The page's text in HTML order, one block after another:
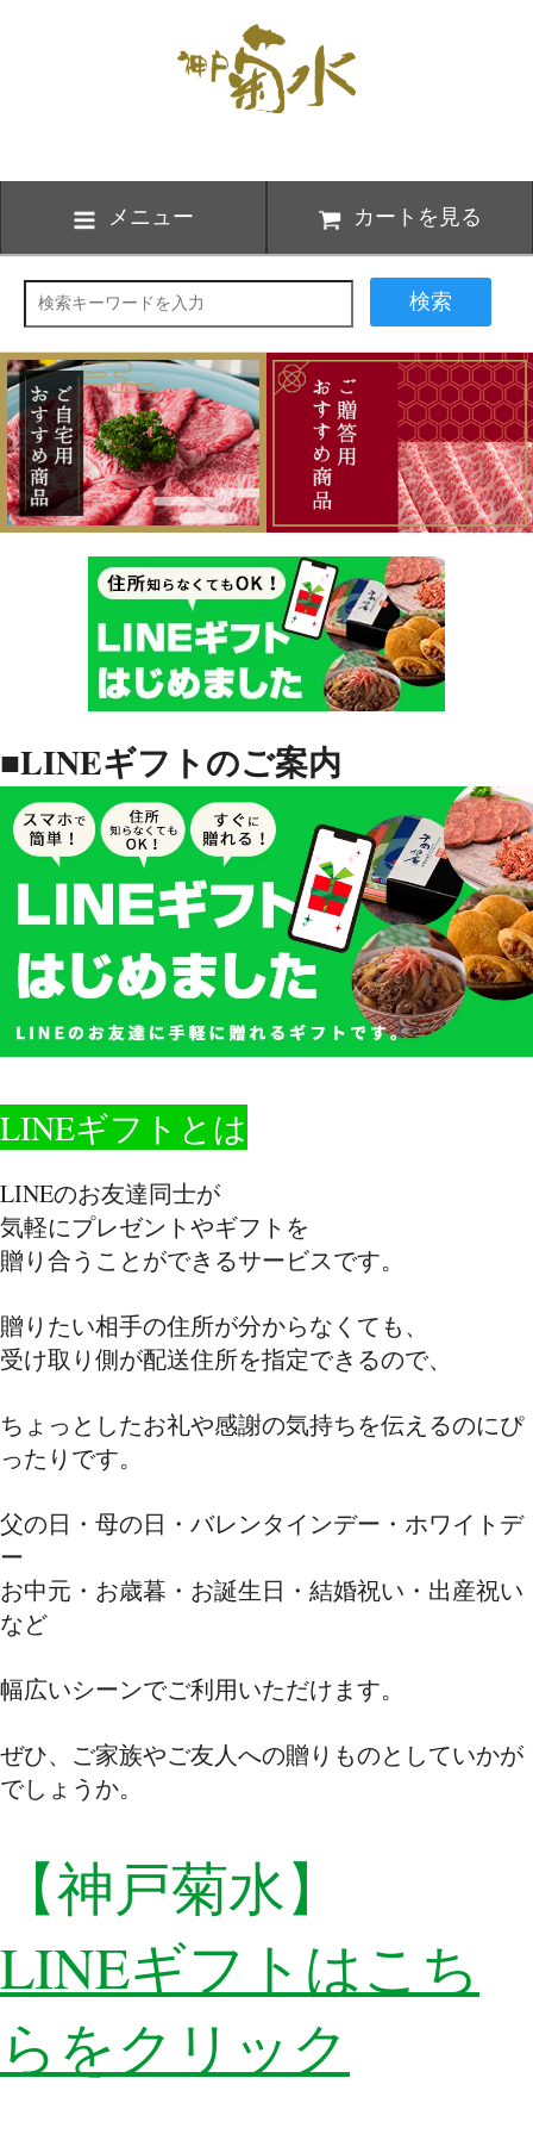
メニュー カートを見る
検索
■LINEギフトのご案内
LINEギフトとは
LINEのお友達同士が
気軽にプレゼントやギフトを
贈り合うことができるサービスです。
贈りたい相手の住所が分からなくても、
受け取り側が配送住所を指定できるので、
ちょっとしたお礼や感謝の気持ちを伝えるのにぴ
ったりです。
父の日・母の日・バレンタインデー・ホワイトデ
ー
お中元・お歳暮・お誕生日・結婚祝い・出産祝い
など
幅広いシーンでご利用いただけます。
ぜひ、ご家族やご友人への贈りものとしていかが
でしょうか。
【神戸菊水】
LINEギフトはこち
らをクリック